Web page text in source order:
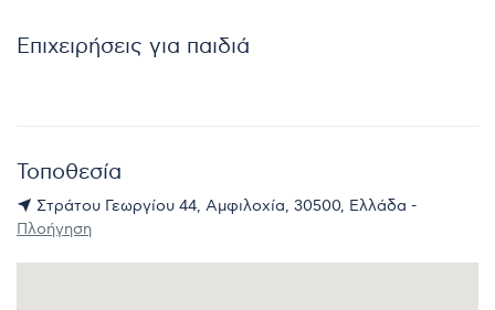
Επιχειρήσεις για παιδιά
Τοποθεσία
Στράτου Γεωργίου 44, Αμφιλοχία, 30500, Ελλάδα -
Πλοήγηση